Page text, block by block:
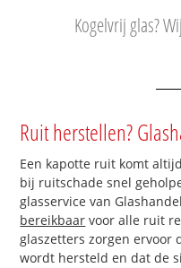
Kogelvrij glas?
Ruit herstellen?
Een kapotte ruit komt
bij ruitschade snel
glasservice van
bereikbaar voor alle ruit
glaszetters zorgen ervoor
wordt hersteld en dat de